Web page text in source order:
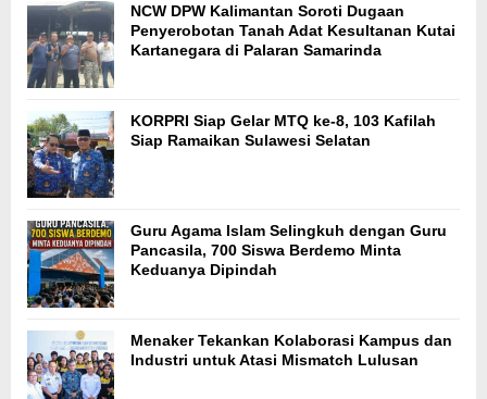
NCW DPW Kalimantan Soroti Dugaan
Penyerobotan Tanah Adat Kesultanan Kutai
Kartanegara di Palaran Samarinda
KORPRI Siap Gelar MTQ ke-8, 103 Kafilah
Siap Ramaikan Sulawesi Selatan
Guru Agama Islam Selingkuh dengan Guru
Pancasila, 700 Siswa Berdemo Minta
Keduanya Dipindah
Menaker Tekankan Kolaborasi Kampus dan
Industri untuk Atasi Mismatch Lulusan